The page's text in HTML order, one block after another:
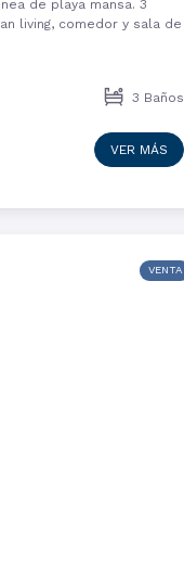
de playa mansa. 3
living, comedor y sala de
3 Baños
VER MÁS
VENTA